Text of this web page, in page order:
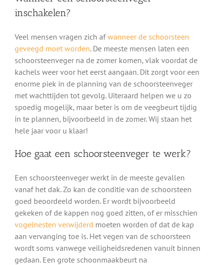
inschakelen?
Veel mensen vragen zich afwanneer de schoorsteen
geveegd moet worden. De meeste mensen laten een
schoorsteenveger na de zomer komen, vlak voordat de
kachels weer voor het eerst aangaan. Dit zorgt voor een
enorme piek in de planning van de schoorsteenveger
met wachttijden tot gevolg. Uiteraard helpen we u zo
spoedig mogelijk, maar beter is om de veegbeurt tijdig
in te plannen, bijvoorbeeld in de zomer. Wij staan het
hele jaar voor u klaar!
Hoe gaat een schoorsteenveger te werk?
Een schoorsteenveger werkt in de meeste gevallen
vanaf het dak. Zo kan de conditie van de schoorsteen
goed beoordeeld worden. Er wordt bijvoorbeeld
gekeken of de kappen nog goed zitten, of er misschien
vogelnesten verwijderd moeten worden of dat de kap
aan vervanging toe is. Het vegen van de schoorsteen
wordt soms vanwege veiligheidsredenen vanuit binnen
gedaan. Een grote schoonmaakbeurt na